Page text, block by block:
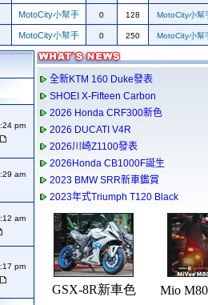
MotoCity小幫手 0 128 MotoCity小幫
MotoCity小幫手 0 250 MotoCity小幫
pm
am
am
pm